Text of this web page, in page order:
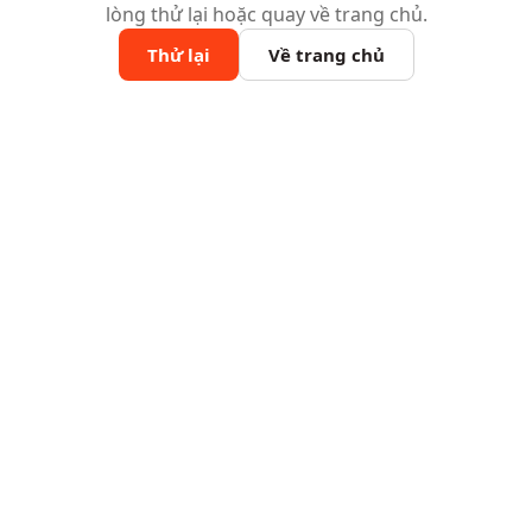
lòng thử lại hoặc quay về trang chủ.
Thử lại Về trang chủ